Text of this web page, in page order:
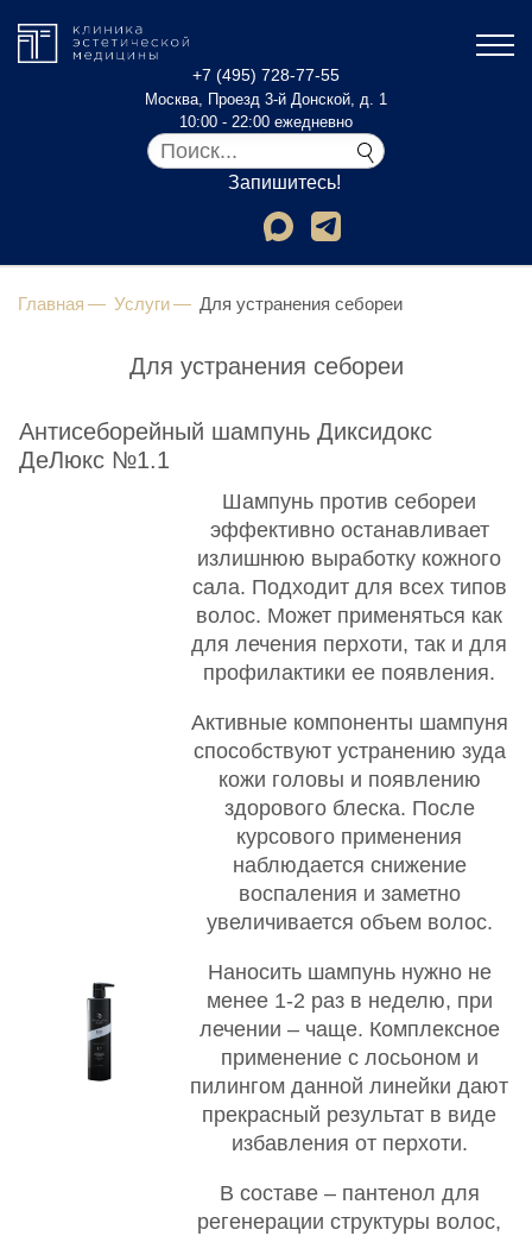
+7 (495) 728-77-55
Москва, Проезд 3-й Донской, д. 1
10:00 - 22:00 ежедневно
Запишитесь!
Главная Услуги Для устранения себореи
Для устранения себореи
Антисеборейный шампунь Диксидокс
ДеЛюкс №1.1
Шампунь против себореи
эффективно останавливает
излишнюю выработку кожного
сала. Подходит для всех типов
волос. Может применяться как
для лечения перхоти, так и для
профилактики ее появления.
Активные компоненты шампуня
способствуют устранению зуда
кожи головы и появлению
здорового блеска. После
курсового применения
наблюдается снижение
воспаления и заметно
увеличивается объем волос.
Наносить шампунь нужно не
менее 1-2 раз в неделю, при
лечении – чаще. Комплексное
применение с лосьоном и
пилингом данной линейки дают
прекрасный результат в виде
избавления от перхоти.
В составе – пантенол для
регенерации структуры волос,